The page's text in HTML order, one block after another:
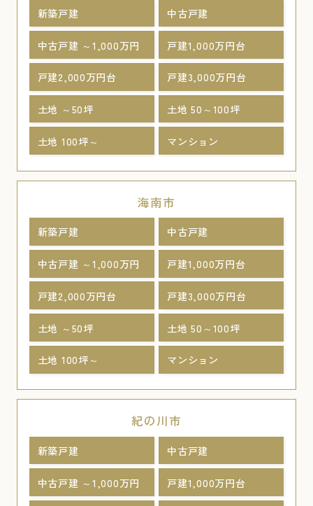
新築戸建 中古戸建
中古戸建 ～1,000万円 戸建1,000万円台
戸建2,000万円台 戸建3,000万円台
土地 ～50坪 土地 50～100坪
土地 100坪～ マンション
海南市
新築戸建 中古戸建
中古戸建 ～1,000万円 戸建1,000万円台
戸建2,000万円台 戸建3,000万円台
土地 ～50坪 土地 50～100坪
土地 100坪～ マンション
紀の川市
新築戸建 中古戸建
中古戸建 ～1,000万円 戸建1,000万円台